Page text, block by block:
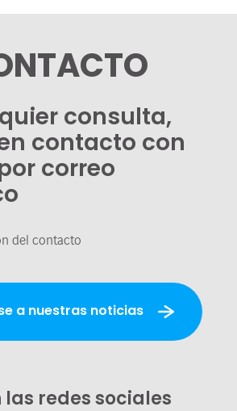
consulta,
contacto con
correo
del contacto
a nuestras noticias
las redes sociales